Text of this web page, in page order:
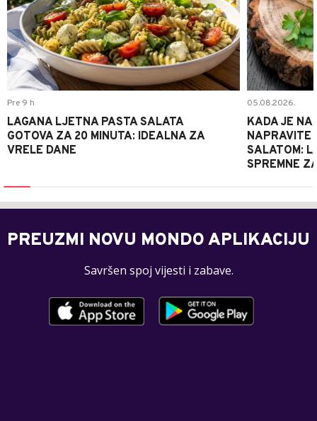
Pre 9 h
LAGANA LJETNA PASTA SALATA
GOTOVA ZA 20 MINUTA: IDEALNA ZA
VRELE DANE
05.08.2026.
KADA JE
NAPRAVITE
SALATOM:
SPREMNE
PREUZMI NOVU MONDO APLIKACIJU
Savršen spoj vijesti i zabave.